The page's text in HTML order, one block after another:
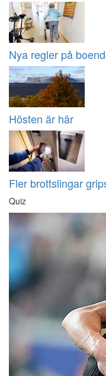
Nya regler på
Hösten är här
Fler brottslingar
Quiz